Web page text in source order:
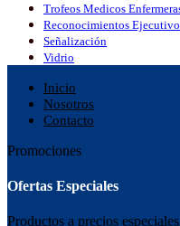
Trofeos Medicos
Reconocimientos
Señalización
Vidrio
Inicio
Nosotros
Contacto
Promociones
Ofertas Especiales
Productos a precios